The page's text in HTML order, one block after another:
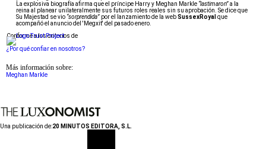
La explosiva biografía afirma que el príncipe Harry y Meghan Markle “lastimaron”a la
reina al planear unilateralmente sus futuros roles reales sin su aprobación. Se dice que
Su Majestad se vio “sorprendida” por el lanzamiento de la webSussexRoyal que
acompañó el anuncio del 'Megxit' del pasado enero.
Conforme a los criterios de
¿Por qué confiar en nosotros?
Más información sobre:
Meghan Markle
Una publicación de:20 MINUTOS EDITORA, S.L.